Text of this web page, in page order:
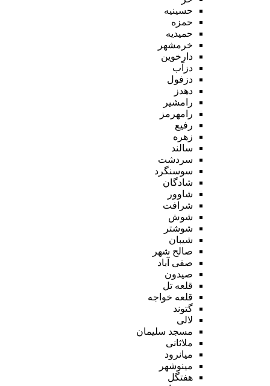
حسینیه
حمزه
حمیدیه
خرمشهر
دارخوین
دزآب
دزفول
دهدز
رامشیر
رامهرمز
رفیع
زهره
سالند
سردشت
سوسنگرد
شادگان
شاوور
شرافت
شوش
شوشتر
شیبان
صالح شهر
صفی آباد
صیدون
قلعه تل
قلعه خواجه
گتوند
لالی
مسجد سلیمان
ملاثانی
میانرود
مینوشهر
هفتگل